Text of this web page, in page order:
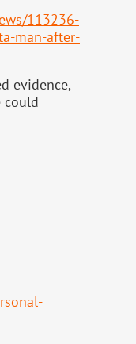
113236-
man-after-
evidence,
could